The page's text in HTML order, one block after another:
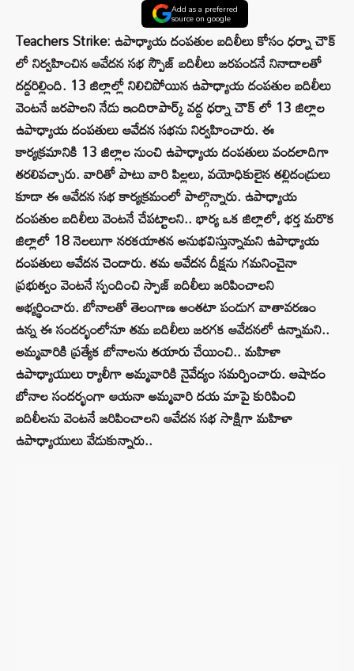
Add as a preferred
source on google
Teachers Strike: ఉపాధ్యాయ దంపతుల బదిలీలు కోసం ధర్నా చౌక్
లో నిర్వహించిన ఆవేదన సభ స్పౌజ్ బదిలీలు జరపండనే నినాదాలతో
దద్దరిల్లింది. 13 జిల్లాల్లో నిలిచిపోయిన ఉపాధ్యాయ దంపతుల బదిలీలు
వెంటనే జరపాలని నేడు ఇందిరాపార్క్ వద్ద ధర్నా చౌక్ లో 13 జిల్లాల
ఉపాధ్యాయ దంపతులు ఆవేదన సభను నిర్వహించారు. ఈ
కార్యక్రమానికి 13 జిల్లాల నుంచి ఉపాధ్యాయ దంపతులు వందలాదిగా
తరలివచ్చారు. వారితో పాటు వారి పిల్లలు, వయోధికులైన తల్లిదండ్రులు
కూడా ఈ ఆవేదన సభ కార్యక్రమంలో పాల్గొన్నారు. ఉపాధ్యాయ
దంపతుల బదిలీలు వెంటనే చేపట్టాలని.. భార్య ఒక జిల్లాలో, భర్త మరొక
జిల్లాలో 18 నెలలుగా నరకయాతన అనుభవిస్తున్నామని ఉపాధ్యాయ
దంపతులు ఆవేదన చెందారు. తమ ఆవేదన దీక్షను గమనించైనా
ప్రభుత్వం వెంటనే స్పందించి స్పాజ్ బదిలీలు జరిపించాలని
అభ్యర్థించారు. బోనాలతో తెలంగాణ అంతటా పండుగ వాతావరణం
ఉన్న ఈ సందర్భంలోనూ తమ బదిలీలు జరగక ఆవేదనలో ఉన్నామని..
అమ్మవారికి ప్రత్యేక బోనాలను తయారు చేయించి.. మహిళా
ఉపాధ్యాయులు ర్యాలీగా అమ్మవారికి నైవేద్యం సమర్పించారు. ఆషాడం
బోనాల సందర్భంగా ఆయనా అమ్మవారి దయ మాపై కురిపించి
బదిలీలను వెంటనే జరిపించాలని ఆవేదన సభ సాక్షిగా మహిళా
ఉపాధ్యాయులు వేడుకున్నారు..